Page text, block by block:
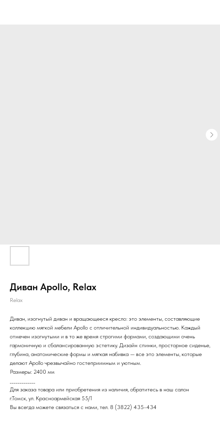
Диван Apollo, Relax
Relax
Диван, изогнутый диван и вращающееся кресло: это элементы, составляющие
коллекцию мягкой мебели Apollo с отличительной индивидуальностью. Каждый
отмечен изогнутыми и в то же время строгими формами, создающими очень
гармоничную и сбалансированную эстетику. Дизайн спинки, просторное сиденье,
глубина, анатомические формы и мягкая набивка — все это элементы, которые
делают Apollo чрезвычайно гостеприимным и уютным.
Размеры: 2400 мм
Для заказа товара или приобретения из наличия, обратитесь в наш салон
г.Томск, ул. Красноармейская 55/1
Вы всегда можете связаться с нами, тел. 8 (3822) 435-434